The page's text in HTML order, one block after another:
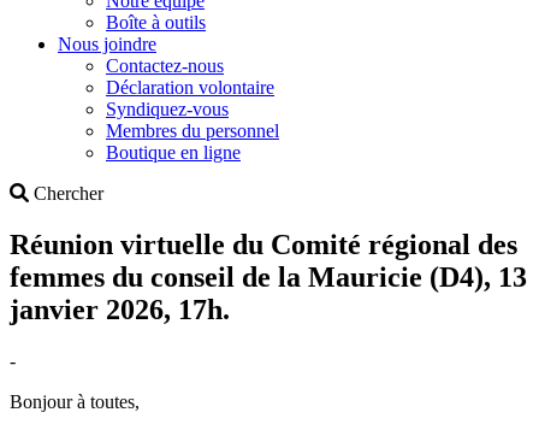
Boîte à outils
Nous joindre
Contactez-nous
Déclaration volontaire
Syndiquez-vous
Membres du personnel
Boutique en ligne
ChercherSearch
Réunion virtuelle du Comité régional des
femmes du conseil de la Mauricie (D4), 13
janvier 2026, 17h.
-
Bonjour à toutes,